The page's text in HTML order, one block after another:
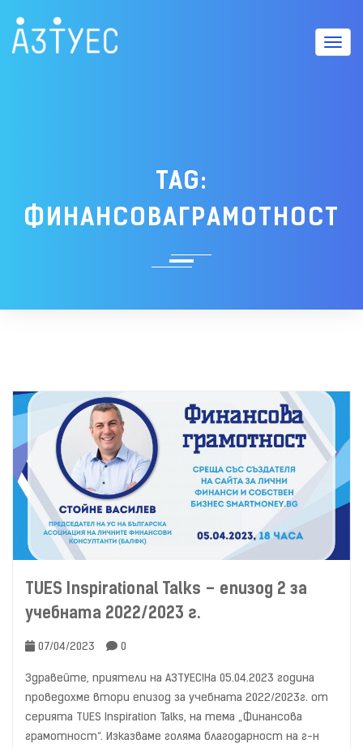
TAG:
ФИНАНСОВАГРАМОТНОСТ
TUES Inspirational Talks – епизод 2 за
учебната 2022/2023 г.
07/04/2023 0
Здравейте, приятели на АЗТУЕС!На 05.04.2023 година
проведохме втори епизод за учебната 2022/2023г. от
серията TUES Inspiration Talks, на тема „Финансова
грамотност“. Изказваме голяма благодарност на г-н